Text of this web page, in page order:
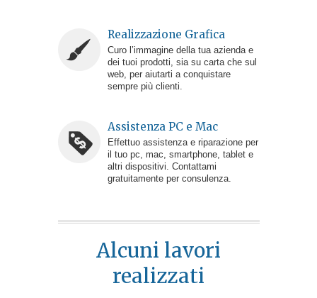
Realizzazione Grafica
Curo l’immagine della tua azienda e
dei tuoi prodotti, sia su carta che sul
web, per aiutarti a conquistare
sempre più clienti.
Assistenza PC e Mac
Effettuo assistenza e riparazione per
il tuo pc, mac, smartphone, tablet e
altri dispositivi. Contattami
gratuitamente per consulenza.
Alcuni lavori
realizzati